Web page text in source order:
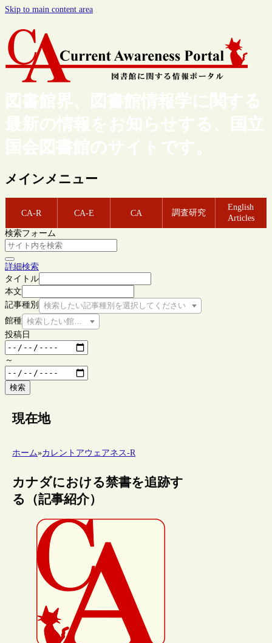
Skip to main content area
図書館界、図書館情報学に関する
最新の情報をお知らせする、国立
国会図書館のサイトです。
メインメニュー
CA-R CA-E CA 調査研究
English
Articles
検索フォーム
詳細検索
タイトル
本文
記事種別
検索したい記事種別を選択してください
館種 検索したい館種を選択してください
投稿日
～
検索
現在地
ホーム»カレントアウェアネス-R
カナダにおける禁書を追跡す
る（記事紹介）